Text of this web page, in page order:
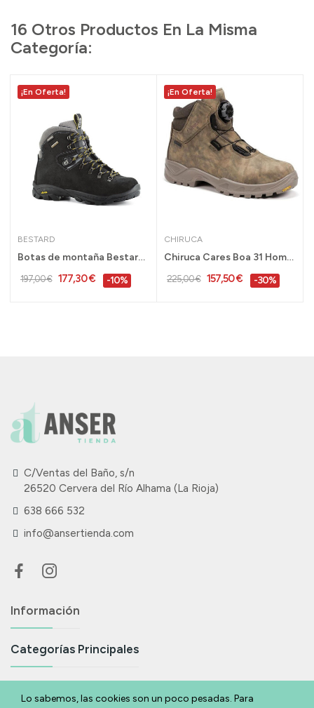
16 Otros Productos En La Misma
Categoría:
¡En Oferta!
BESTARD
Botas de montaña Bestard Gredos Gore Tex...
197,00 € 177,30 € -10%
¡En Oferta!
CHIRUCA
Chiruca Cares Boa 31 Hombre Camuflaje Gore-Tex...
225,00 € 157,50 € -30%
C/Ventas del Baño, s/n
26520 Cervera del Río Alhama (La Rioja)
638 666 532
info@ansertienda.com
Información
Categorías Principales
Suscríbete A Nuestra Newsletter
Lo sabemos, las cookies son un poco pesadas. Para